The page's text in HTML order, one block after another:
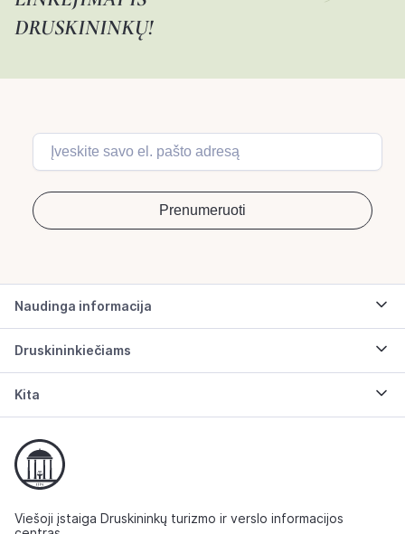
DRUSKININKŲ!
Naudinga informacija
Druskininkiečiams
Kita
Viešoji įstaiga Druskininkų turizmo ir verslo informacijos